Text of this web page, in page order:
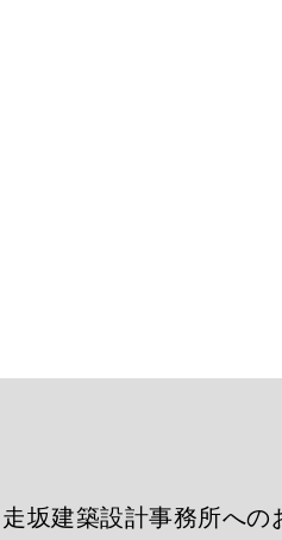
走坂建築設計事務所への